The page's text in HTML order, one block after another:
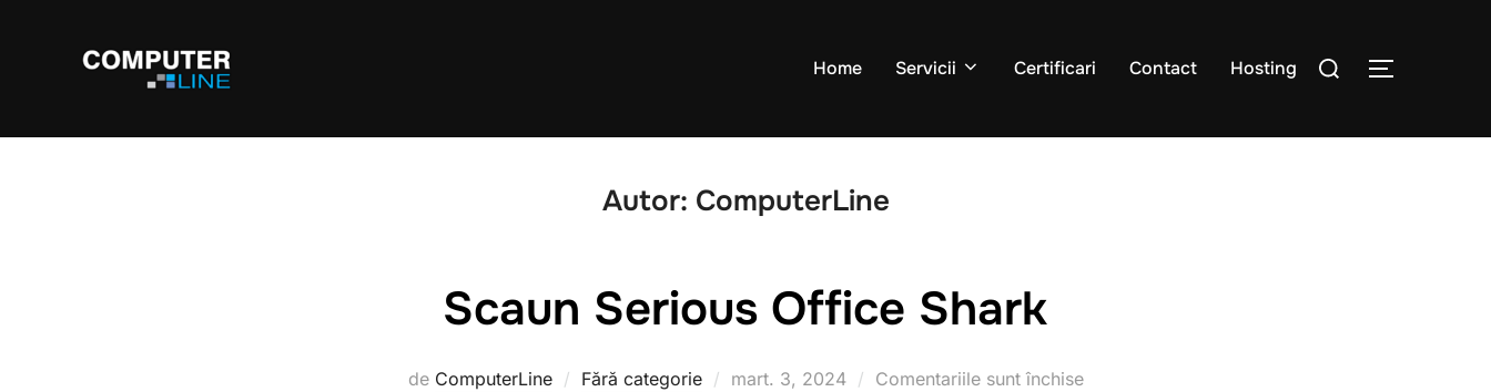
Home Servicii Certificari Contact Hosting
Caută
COMUTĂ
Autor: ComputerLine
Scaun Serious Office Shark
de ComputerLine Fără categorie
Publicat
mart. 3, 2024 Comentariile sunt închise